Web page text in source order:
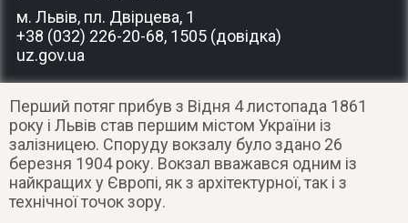
м. Львів, пл. Двірцева, 1
+38 (032) 226-20-68, 1505 (довідка)
uz.gov.ua
Перший потяг прибув з Відня 4 листопада 1861
року і Львів став першим містом України із
залізницею. Споруду вокзалу було здано 26
березня 1904 року. Вокзал вважався одним із
найкращих у Європі, як з архітектурної, так і з
технічної точок зору.